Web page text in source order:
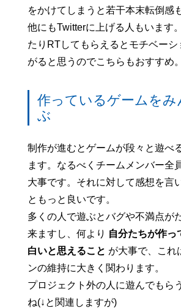
をかけてしまうと若干本末転倒感
他にもTwitterに上げる人もいます
たりRTしてもらえるとモチベー
がると思うのでこちらもおすすめ。
作っているゲームをみ
ぶ
制作が進むとゲームが段々と遊べ
ます。なるべくチームメンバー全
大事です。それに対して感想を言
ともっと良いです。
多くの人で遊ぶとバグや不満点が
来ますし、何より 自分たちが作っ
白いと思えること が大事で、これ
ンの維持に大きく関わります。
プロジェクト外の人に遊んでもら
ね(↓と関連しますが)